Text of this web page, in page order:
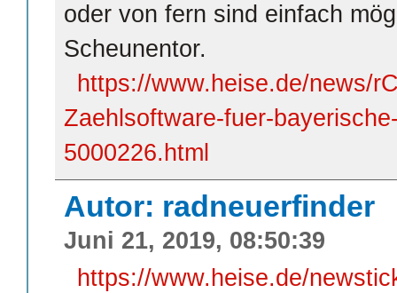
oder von fern sind einfach
Scheunentor.
https://www.heise.de/news/
Zaehlsoftware-fuer-
5000226.html
Autor: radneuerfinder
Juni 21, 2019, 08:50:39
https://www.heise.de/